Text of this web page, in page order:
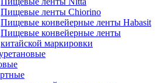
Пищевые ленты Chiorino
Пищевые конвейерные ленты Habasit
Пищевые конвейерные ленты
китайской маркировки